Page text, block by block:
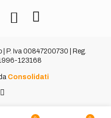
P. Iva 00847200730 | Reg.
123168
Consolidati